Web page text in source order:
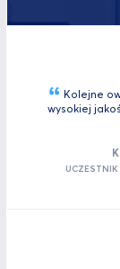
Kolejne
wysokiej